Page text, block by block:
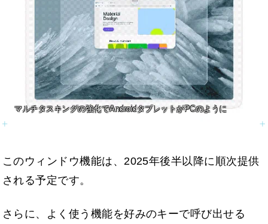
マルチタスキングの強化でAndroidタブレットがPCのように
このウィンドウ機能は、2025年後半以降に順次提供
される予定です。
さらに、よく使う機能を好みのキーで呼び出せる